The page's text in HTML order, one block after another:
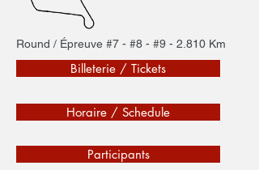
Round / Épreuve #7 - #8 - #9 - 2.810 Km
Billeterie / Tickets
Horaire / Schedule
Participants